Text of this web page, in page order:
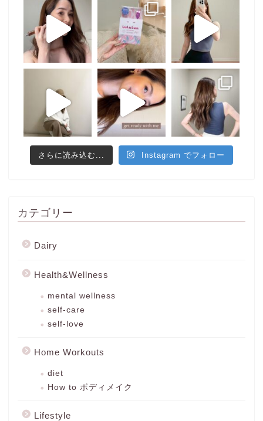
さらに読み込む... Instagram でフォロー
カテゴリー
Dairy
Health&Wellness
mental wellness
self-care
self-love
Home Workouts
diet
How to ボディメイク
Lifestyle